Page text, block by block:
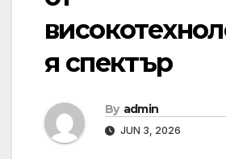
я спектър
By admin
JUN 3, 2026